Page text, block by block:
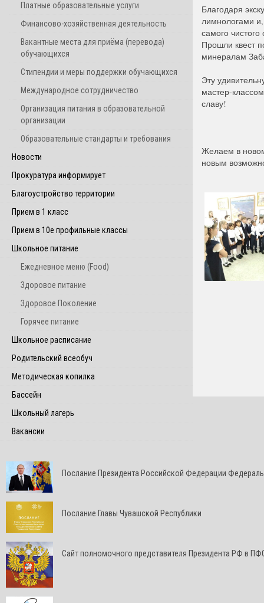
Платные образовательные услуги
Финансово-хозяйственная деятельность
Вакантные места для приёма (перевода)
обучающихся
Стипендии и меры поддержки обучающихся
Международное сотрудничество
Организация питания в образовательной
организации
Образовательные стандарты и требования
Новости
Прокуратура информирует
Благоустройство территории
Прием в 1 класс
Прием в 10е профильные классы
Школьное питание
Ежедневное меню (Food)
Здоровое питание
Здоровое Поколение
Горячее питание
Школьное расписание
Родительский всеобуч
Методическая копилка
Бассейн
Школьный лагерь
Вакансии
Благодаря
лимнологами
самого
Прошли квест
минералам
Эту
мастер-
славу!
Желаем в
новым
Послание Президента Российской Федерации
Послание Главы Чувашской Республики
Cайт полномочного представителя Президента РФ в